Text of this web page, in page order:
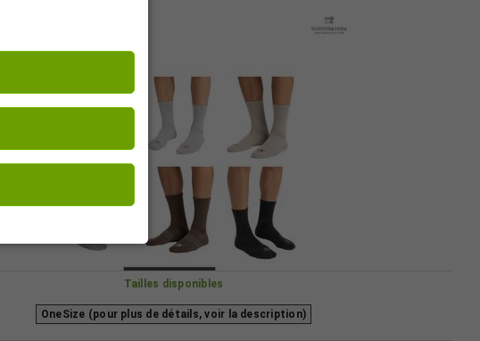
Tailles disponibles
OneSize (pour plus de détails, voir la description)